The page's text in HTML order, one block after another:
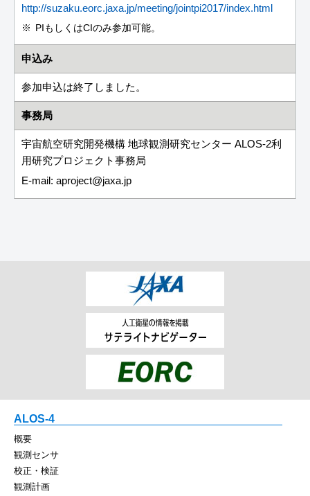
http://suzaku.eorc.jaxa.jp/meeting/jointpi2017/index.html
PIもしくはCIのみ参加可能。
申込み
参加申込は終了しました。
事務局
宇宙航空研究開発機構 地球観測研究センター ALOS-2利
用研究プロジェクト事務局
E-mail: aproject
jaxa.jp
ALOS-4
概要
観測センサ
校正・検証
観測計画